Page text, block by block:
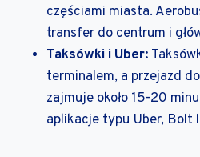
częściami miasta.
transfer do centrum i
Taksówki i Uber:
terminalem, a przejazd
zajmuje około 15-20
aplikacje typu Uber, Bolt